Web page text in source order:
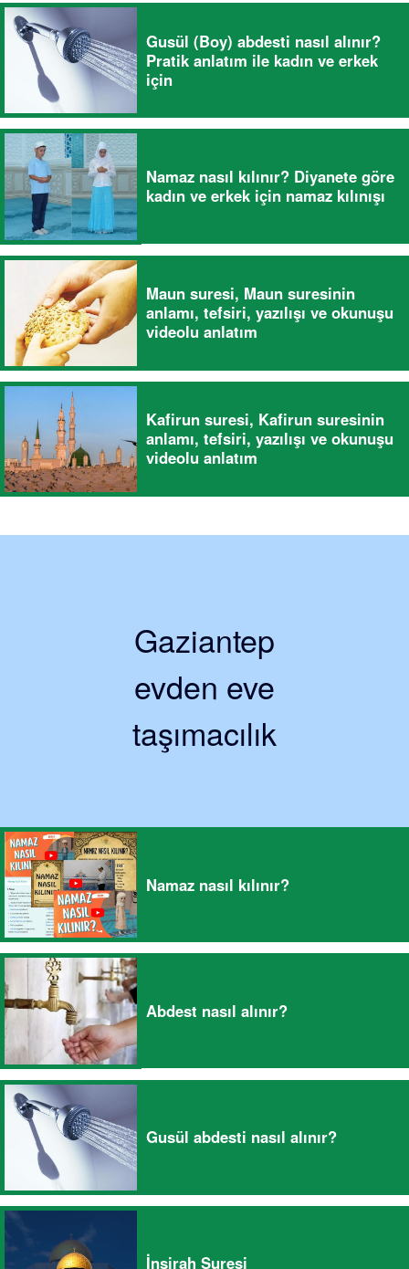
Gusül (Boy) abdesti nasıl alınır?
Pratik anlatım ile kadın ve erkek
için
Namaz nasıl kılınır? Diyanete göre
kadın ve erkek için namaz kılınışı
Maun suresi, Maun suresinin
anlamı, tefsiri, yazılışı ve okunuşu
videolu anlatım
Kafirun suresi, Kafirun suresinin
anlamı, tefsiri, yazılışı ve okunuşu
videolu anlatım
Gaziantep
evden eve
taşımacılık
Namaz nasıl kılınır?
Abdest nasıl alınır?
Gusül abdesti nasıl alınır?
İnşirah Suresi